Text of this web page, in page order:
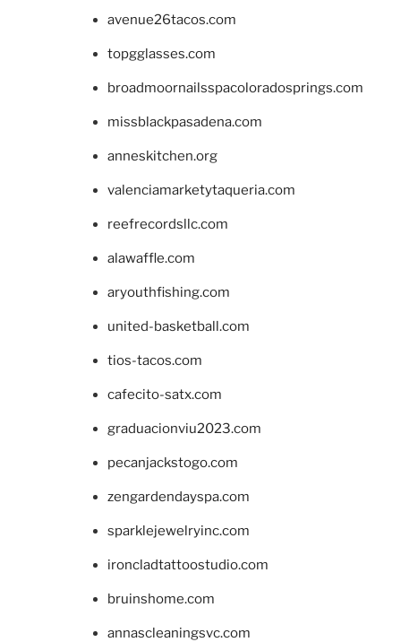
avenue26tacos.com
topgglasses.com
broadmoornailsspacoloradosprings.com
missblackpasadena.com
anneskitchen.org
valenciamarketytaqueria.com
reefrecordsllc.com
alawaffle.com
aryouthfishing.com
united-basketball.com
tios-tacos.com
cafecito-satx.com
graduacionviu2023.com
pecanjackstogo.com
zengardendayspa.com
sparklejewelryinc.com
ironcladtattoostudio.com
bruinshome.com
annascleaningsvc.com